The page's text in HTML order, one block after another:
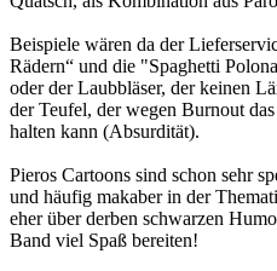
Beispiele wären da der
Rädern“ und die "Spaghetti
oder der Laubbläser, der keinen
der Teufel, der wegen Burnout
halten kann (Absurdität).
Pieros Cartoons sind schon sehr
und häufig makaber in der
eher über derben schwarzen
Band viel Spaß bereiten!